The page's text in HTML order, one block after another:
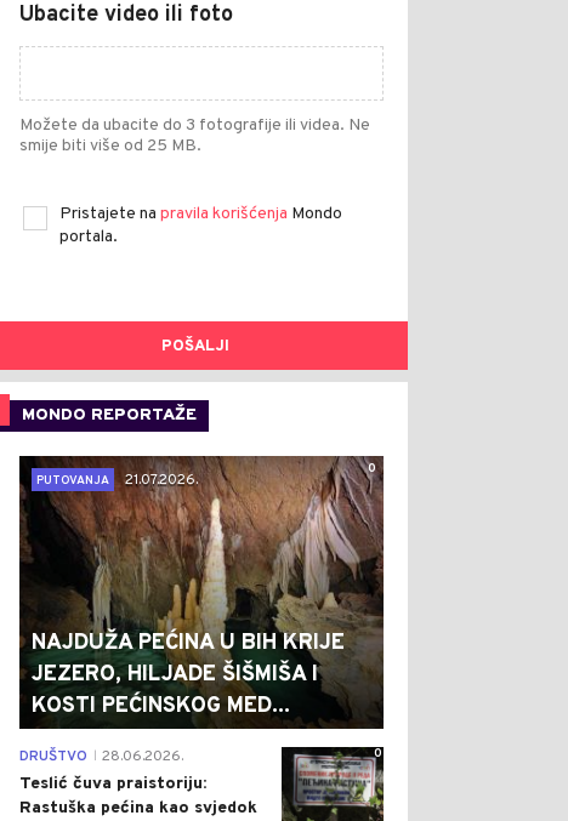
Ubacite video ili foto
Možete da ubacite do 3 fotografije ili videa. Ne
smije biti više od 25 MB.
Pristajete na pravila korišćenja Mondo
portala.
POŠALJI
MONDO REPORTAŽE
0
PUTOVANJA
21.07.2026.
NAJDUŽA PEĆINA U BIH KRIJE
JEZERO, HILJADE ŠIŠMIŠA I
KOSTI PEĆINSKOG MED...
0
DRUŠTVO 28.06.2026.
Teslić čuva praistoriju:
Rastuška pećina kao svjedok